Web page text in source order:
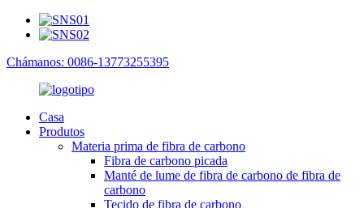
Chámanos: 0086-13773255395
Casa
Produtos
Materia prima de fibra de carbono
Fibra de carbono picada
Manté de lume de fibra de carbono de fibra de
carbono
Tecido de fibra de carbono